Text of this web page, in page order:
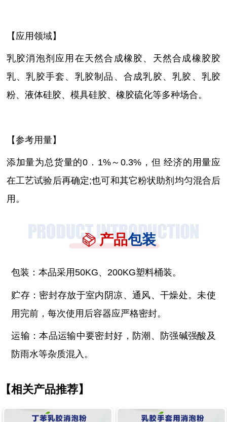
【应用领域】
乳胶消泡剂应用在天然合成橡胶、天然合成橡胶胶
乳、乳胶手套、乳胶制品、合成乳胶、乳胶、乳胶
粉、液体硅胶、模具硅胶、橡胶硫化等多种场合。
【参考用量】
添加量为总货量的0．1%～0.3%，但 经济的用量应
在工艺试验后再确定;也可和其它粉状助剂均匀混合后
用。
产品包装
包装：本品采用50KG、200KG塑料桶装。
贮存：密封存放于室内阴凉、通风、干燥处。未使
用完前，每次使用后容器应严格密封。
运输：本品运输中要密封好，防潮、防强碱强酸及
防雨水等杂质混入。
【相关产品推荐】